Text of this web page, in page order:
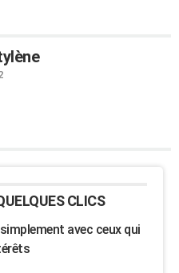
CLICS
avec ceux qui